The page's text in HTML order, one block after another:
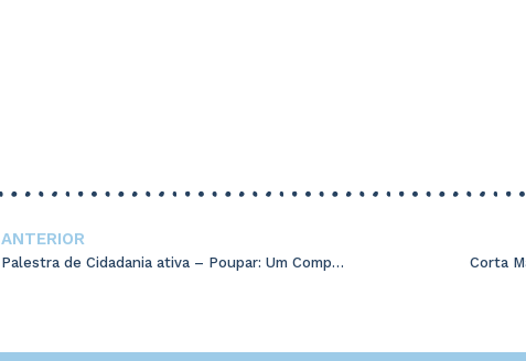
ANTERIOR
Palestra de Cidadania ativa – Poupar: Um Compromisso para o futuro – 31 de outubro Corta